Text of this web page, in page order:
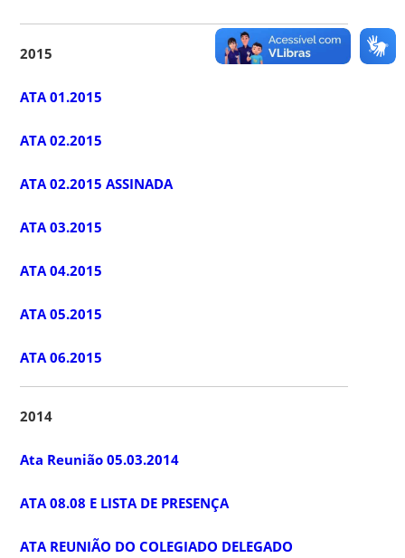
2015
ATA 01.2015
ATA 02.2015
ATA 02.2015 ASSINADA
ATA 03.2015
ATA 04.2015
ATA 05.2015
ATA 06.2015
2014
Ata Reunião 05.03.2014
ATA 08.08 E LISTA DE PRESENÇA
ATA REUNIÃO DO COLEGIADO DELEGADO